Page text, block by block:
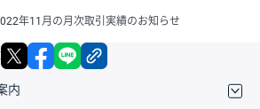
年11月の月次取引実績のお知らせ
X facebook
内